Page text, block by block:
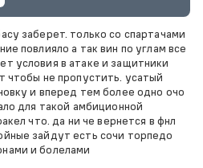
заберет. только со спартачами
повлияло а так вин по углам все
условия в атаке и защитники
чтобы не пропустить. усатый
и вперед тем более одно очо
для такой амбиционной
что. да ни че вернется в фнл
зайдут есть сочи торпедо
и болелами